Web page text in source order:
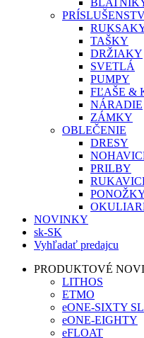
TAŠKY
DRŽIAKY
SVETLÁ
PUMPY
FĽAŠE &
NÁRADIE
ZÁMKY
OBLEČENIE
DRESY
PRILBY
NOVINKY
sk-SK
Vyhľadať predajcu
PRODUKTOVÉ
LITHOS
ETMO
eONE-SIXTY SL
eONE-EIGHTY
eFLOAT